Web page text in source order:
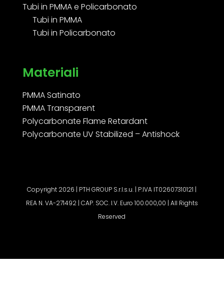
Tubi in PMMA e Policarbonato
Tubi in PMMA
Tubi in Policarbonato
Materiali
PMMA Satinato
PMMA Transparent
Polycarbonate Flame Retardant
Polycarbonate UV Stabilized – Antishock
Copyright 2026 | PTH GROUP S.r.l.s.u. | P.IVA IT02607310121 |
REA N. VA-271492 | CAP. SOC. I.V. Euro 100.000,00 | All Rights
Reserved